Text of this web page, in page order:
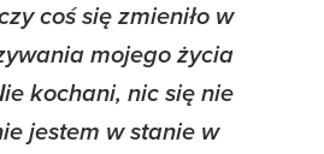
coś się zmieniło w
mojego życia
kochani, nic się nie
jestem w stanie w